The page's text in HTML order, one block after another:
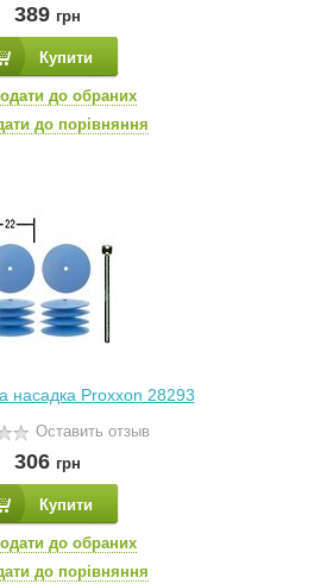
389 грн
Купити
до обраних
до порівняння
насадка Proxxon 28293
Оставить отзыв
306 грн
Купити
до обраних
до порівняння